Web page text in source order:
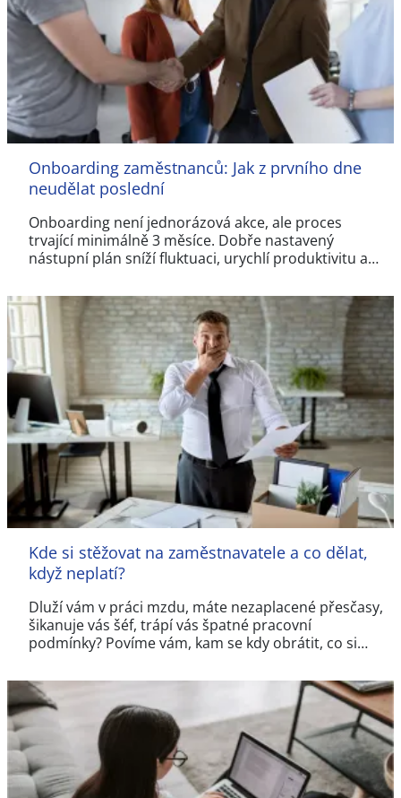
Onboarding zaměstnanců: Jak z prvního dne
neudělat poslední
Onboarding není jednorázová akce, ale proces
trvající minimálně 3 měsíce. Dobře nastavený
nástupní plán sníží fluktuaci, urychlí produktivitu a…
Kde si stěžovat na zaměstnavatele a co dělat,
když neplatí?
Dluží vám v práci mzdu, máte nezaplacené přesčasy,
šikanuje vás šéf, trápí vás špatné pracovní
podmínky? Povíme vám, kam se kdy obrátit, co si…